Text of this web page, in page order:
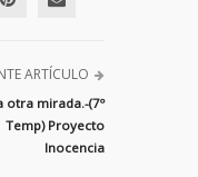
ARTÍCULO
otra mirada.-(7º
Temp) Proyecto
Inocencia